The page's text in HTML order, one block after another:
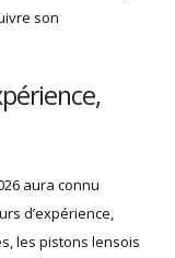
son
aura connu
d’expérience,
les pistons lensois